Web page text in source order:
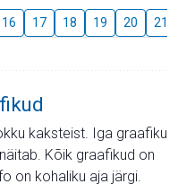
16 17 18 19 20 21
kaksteist. Iga graafiku
Kõik graafikud on
on kohaliku aja järgi.